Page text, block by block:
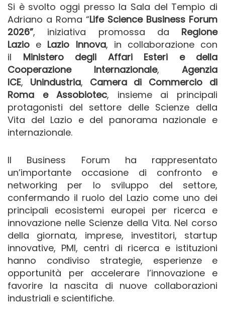
Si è svolto oggi presso la Sala del Tempio di
Adriano a Roma “Life Science Business Forum
2026”, iniziativa promossa da Regione
Lazio e Lazio Innova, in collaborazione con
il Ministero degli Affari Esteri e della
Cooperazione Internazionale, Agenzia
ICE, Unindustria, Camera di Commercio di
Roma e Assobiotec, insieme ai principali
protagonisti del settore delle Scienze della
Vita del Lazio e del panorama nazionale e
internazionale.
Il Business Forum ha rappresentato
un’importante occasione di confronto e
networking per lo sviluppo del settore,
confermando il ruolo del Lazio come uno dei
principali ecosistemi europei per ricerca e
innovazione nelle Scienze della Vita. Nel corso
della giornata, imprese, investitori, startup
innovative, PMI, centri di ricerca e istituzioni
hanno condiviso strategie, esperienze e
opportunità per accelerare l’innovazione e
favorire la nascita di nuove collaborazioni
industriali e scientifiche.